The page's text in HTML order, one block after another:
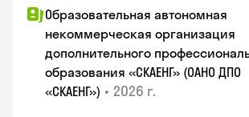
Образовательная автономная
некоммерческая организация
дополнительного
образования «СКАЕНГ» (ОАНО ДПО
«СКАЕНГ») • 2026 г.